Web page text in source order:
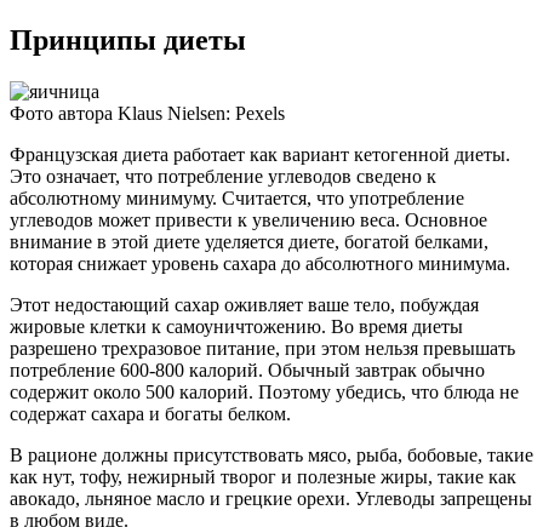
Принципы диеты
Фото автора Klaus Nielsen: Pexels
Французская диета работает как вариант кетогенной диеты.
Это означает, что потребление углеводов сведено к
абсолютному минимуму. Считается, что употребление
углеводов может привести к увеличению веса. Основное
внимание в этой диете уделяется диете, богатой белками,
которая снижает уровень сахара до абсолютного минимума.
Этот недостающий сахар оживляет ваше тело, побуждая
жировые клетки к самоуничтожению. Во время диеты
разрешено трехразовое питание, при этом нельзя превышать
потребление 600-800 калорий. Обычный завтрак обычно
содержит около 500 калорий. Поэтому убедись, что блюда не
содержат сахара и богаты белком.
В рационе должны присутствовать мясо, рыба, бобовые, такие
как нут, тофу, нежирный творог и полезные жиры, такие как
авокадо, льняное масло и грецкие орехи. Углеводы запрещены
в любом виде.